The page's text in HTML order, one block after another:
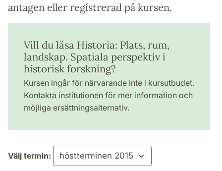
antagen eller registrerad på kursen.
Vill du läsa Historia: Plats, rum,
landskap. Spatiala perspektiv i
historisk forskning?
Kursen ingår för närvarande inte i kursutbudet.
Kontakta institutionen för mer information och
möjliga ersättningsalternativ.
Välj termin: